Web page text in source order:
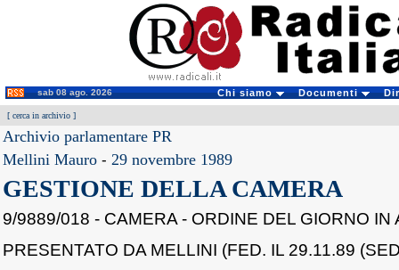
sab 08 ago. 2026 Chi siamo Documenti
[ cerca in archivio ]
Archivio parlamentare PR
Mellini Mauro - 29 novembre 1989
GESTIONE DELLA CAMERA
9/9889/018 - CAMERA - ORDINE DEL GIORNO IN
PRESENTATO DA MELLINI (FED. IL 29.11.89